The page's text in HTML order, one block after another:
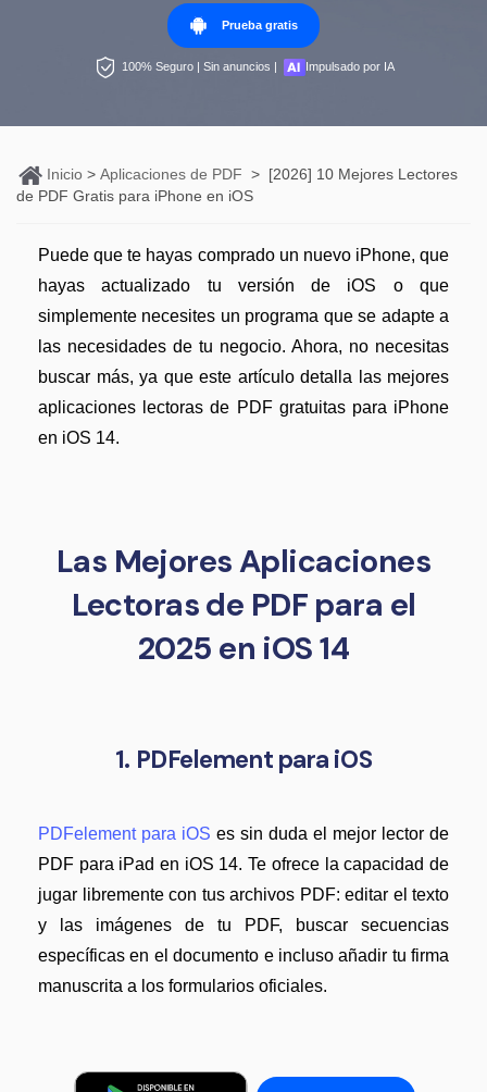
PDFelement Pro DC
PDF online
Combinar PDF
Convertir Word a PDF
Lector de IA
Más herrmientas online
Convertir PDF
Organizar PDF
Profesionales
Formulario de PDF
Firmar PDF
eSign PDF
PDF por lotes
Extraer datos de PDF
Educación
Legal
Sanidad
Finanzas
Gobierno
Detectar contenido de IA
Chat IA con documentos
Todas las herramientas de IA
Organización de PDF
Softwares de PDF
Trucos de PDF
Trucos para Mac
Trucos para Windows
Trucos para móviles
Ver más
Comparación de software
Especificaciones técnicas
Guía del usuario
PDFelement para Windows
PDFelement para Mac
Videos tutoriales
PDFelement para Android
Prueba gratis
100% Seguro | Sin anuncios | Impulsado por IA
Inicio > Aplicaciones de PDF > [2026] 10 Mejores Lectores
de PDF Gratis para iPhone en iOS
Puede que te hayas comprado un nuevo iPhone, que
hayas actualizado tu versión de iOS o que
simplemente necesites un programa que se adapte a
las necesidades de tu negocio. Ahora, no necesitas
buscar más, ya que este artículo detalla las mejores
aplicaciones lectoras de PDF gratuitas para iPhone
en iOS 14.
Las Mejores Aplicaciones
Lectoras de PDF para el
2025 en iOS 14
1. PDFelement para iOS
PDFelement para iOS es sin duda el mejor lector de
PDF para iPad en iOS 14. Te ofrece la capacidad de
jugar libremente con tus archivos PDF: editar el texto
y las imágenes de tu PDF, buscar secuencias
específicas en el documento e incluso añadir tu firma
manuscrita a los formularios oficiales.